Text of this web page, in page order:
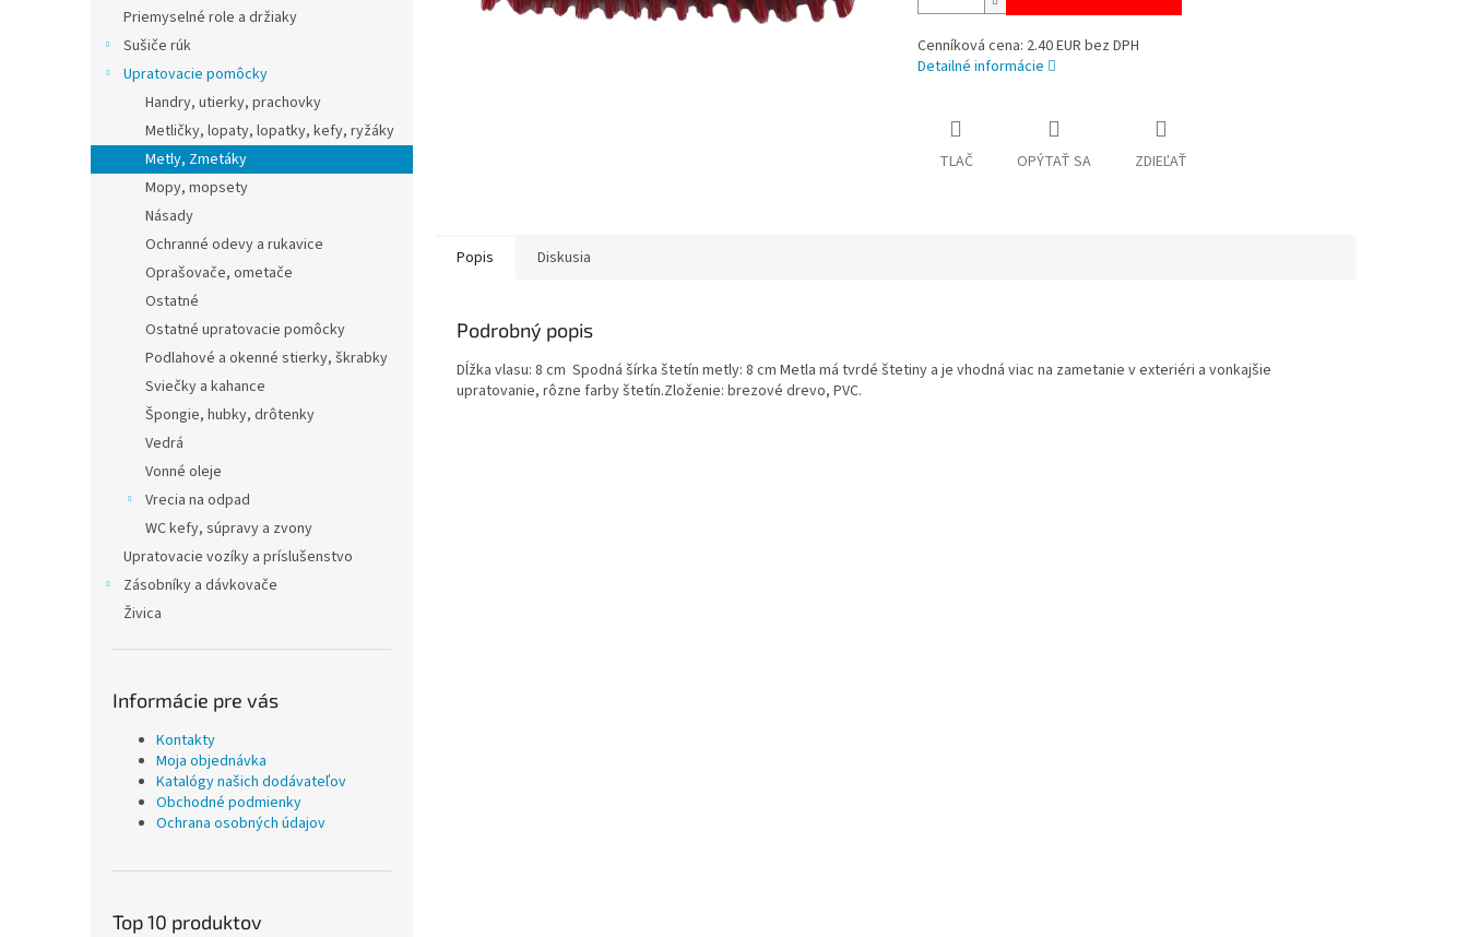
Priemyselné role a držiaky
Sušiče rúk
Upratovacie pomôcky
Handry, utierky, prachovky
Metličky, lopaty, lopatky, kefy, ryžáky
Metly, Zmetáky
Mopy, mopsety
Násady
Ochranné odevy a rukavice
Oprašovače, ometače
Ostatné
Ostatné upratovacie pomôcky
Podlahové a okenné stierky, škrabky
Sviečky a kahance
Špongie, hubky, drôtenky
Vedrá
Vonné oleje
Vrecia na odpad
WC kefy, súpravy a zvony
Upratovacie vozíky a príslušenstvo
Zásobníky a dávkovače
Živica
Informácie pre vás
Kontakty
Moja objednávka
Katalógy našich dodávateľov
Obchodné podmienky
Ochrana osobných údajov
Top 10 produktov
Cenníková cena: 2.40 EUR bez DPH
Detailné informácie
TLAČ OPÝTAŤ SA ZDIEĽAŤ
Popis Diskusia
Podrobný popis
Dĺžka vlasu: 8 cm Spodná šírka štetín metly: 8 cm Metla má tvrdé štetiny a je vhodná viac na zametanie v exteriéri a vonkajšie
upratovanie, rôzne farby štetín.Zloženie: brezové drevo, PVC.